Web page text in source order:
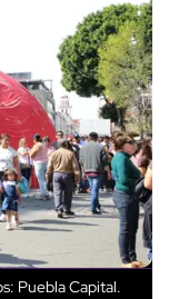
Puebla Capital.